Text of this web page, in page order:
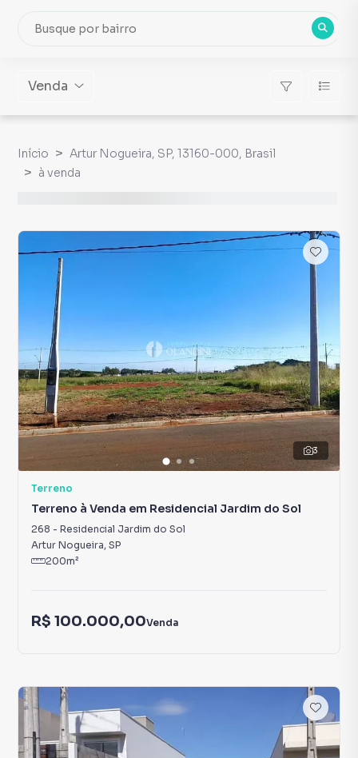
Venda
Início
Artur Nogueira, SP, 13160-000, Brasil
à venda
3
Terreno
Terreno à Venda em Residencial Jardim do Sol
268 - Residencial Jardim do Sol
Artur Nogueira, SP
200m²
R$ 100.000,00Venda